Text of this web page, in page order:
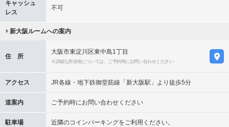
キャッシュ
レス
不可
新大阪ルームへの案内
住 所
大阪市東淀川区東中島1丁目
※詳細な所在地については、ご予約時にお問い合わせください
アクセス JR各線・地下鉄御堂筋線「新大阪駅」より徒歩5分
道案内 ご予約時にお問い合わせください
駐車場 近隣のコインパーキングをご利用ください。